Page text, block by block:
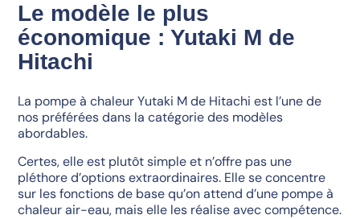
Le modèle le plus
économique : Yutaki M de
Hitachi
La pompe à chaleur Yutaki M de Hitachi est l’une de
nos préférées dans la catégorie des modèles
abordables.
Certes, elle est plutôt simple et n’offre pas une
pléthore d’options extraordinaires. Elle se concentre
sur les fonctions de base qu’on attend d’une pompe à
chaleur air-eau, mais elle les réalise avec compétence.